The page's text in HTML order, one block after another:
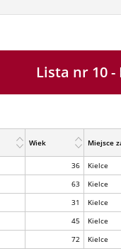
Lista nr 10 -
Wiek Miejsce
36 Kielce
63 Kielce
31 Kielce
45 Kielce
72 Kielce